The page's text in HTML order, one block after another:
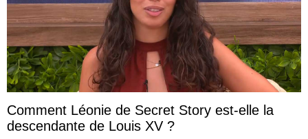
Comment Léonie de Secret Story est-elle la
descendante de Louis XV ?